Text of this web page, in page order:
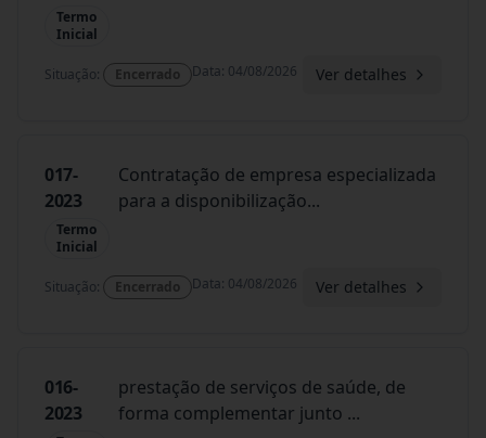
Termo
Inicial
Situação: Encerrado Data: 04/08/2026 Ver detalhes
017-
2023
Termo
Inicial
Contratação de empresa especializada
para a disponibilização...
Situação: Encerrado Data: 04/08/2026 Ver detalhes
016-
2023
prestação de serviços de saúde, de
forma complementar junto ...